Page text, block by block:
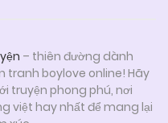
– thiên đường dành
tranh boylove online! Hãy
truyện phong phú, nơi
việt hay nhất để mang lại